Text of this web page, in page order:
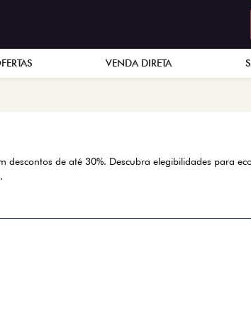
VENDA DIRETA
de até 30%. Descubra elegibilidades para